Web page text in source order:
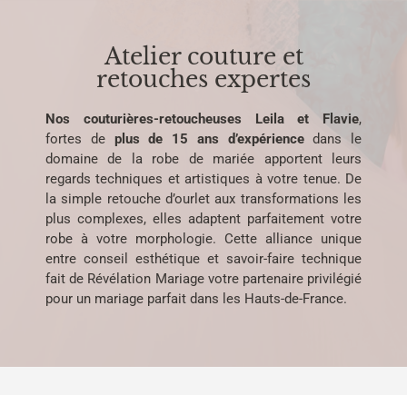
Atelier couture et
retouches expertes
Nos couturières-retoucheuses Leila et Flavie,
fortes de plus de 15 ans d’expériencedans le
domaine de la robe de mariée apportent leurs
regards techniques et artistiques à votre tenue. De
la simple retouche d’ourlet aux transformations les
plus complexes, elles adaptent parfaitement votre
robe à votre morphologie. Cette alliance unique
entre conseil esthétique et savoir-faire technique
fait de Révélation Mariage votre partenaire privilégié
pour un mariage parfait dans les Hauts-de-France.